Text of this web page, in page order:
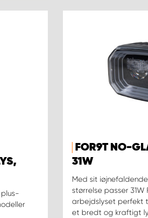
FOR9T NO-
31W
Med sit
størrelse passer 31W
arbejdslyset perfekt
et bredt og kraftigt